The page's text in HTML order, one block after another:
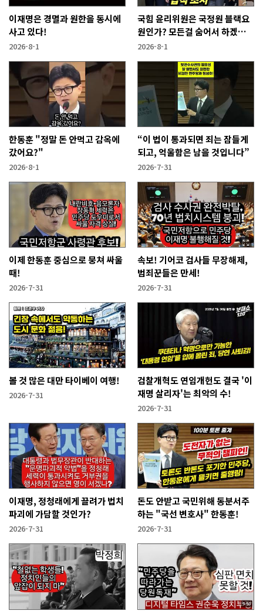
이재명은 경멸과 원한을 동시에
사고 있다!
2026-8-1
국힘 윤리위원은 국정원 블랙요
원인가? 모든걸 숨어서 하겠다
고?
2026-8-1
한동훈 "정말 돈 안먹고 감옥에
갔어요?"
2026-8-1
“이 법이 통과되면 죄는 잠들게
되고, 억울함은 남을 것입니다”
2026-7-31
이제 한동훈 중심으로 뭉쳐 싸울
때!
2026-7-31
속보! 기어코 검사들 무장해제,
범죄꾼들은 만세!
2026-7-31
볼 것 많은 대만 타이베이 여행!
2026-7-31
검찰개혁도 연임개헌도 결국 '이
재명 살리자'는 최악의 수!
2026-7-31
이재명, 정청래에게 끌려가 법치
파괴에 가담할 것인가?
2026-7-31
돈도 안받고 국민위해 동분서주
하는 "국선 변호사" 한동훈!
2026-7-31